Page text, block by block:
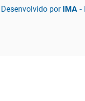
Desenvolvido por IMA -